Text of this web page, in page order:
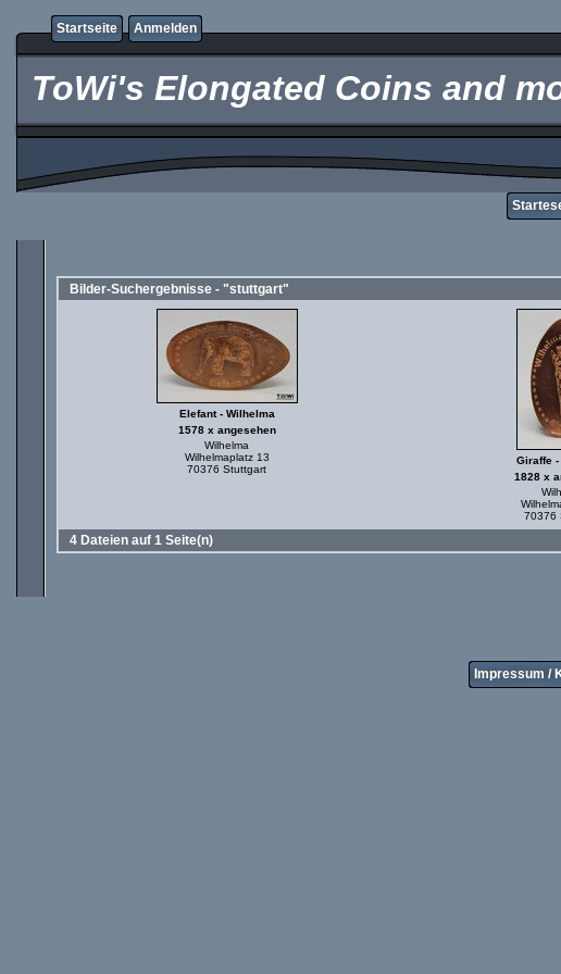
Startseite Anmelden
ToWi's Elongated Coins and
Bilder-Suchergebnisse - "stuttgart"
Elefant - Wilhelma
1578 x angesehen
Wilhelma
Wilhelmaplatz 13
70376 Stuttgart
Giraffe -
1828 x
70376
4 Dateien auf 1 Seite(n)
Impressum /